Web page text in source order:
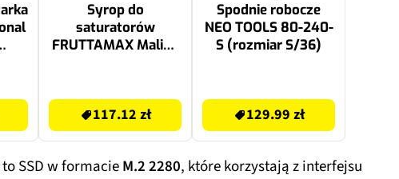
Syrop do
saturatorów
FRUTTAMAX Malina
117.12 zł
Spodnie robocze
NEO TOOLS 80-240-
S (rozmiar S/36)
129.99 zł
to SSD w formacieM.2 2280, które korzystają z interfejsu